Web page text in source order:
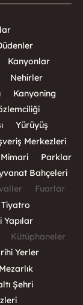
Kanyonlar
Nehirler
Kanyoning
Yürüyüş
Merkezleri
Parklar
Bahçeleri
Fuarlar
Tiyatro
Yapılar
Kütüphaneler
Yerler
Şehri